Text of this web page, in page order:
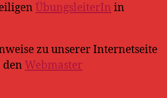
ÜbungsleiterIn in
zu unserer Internetseite
den Webmaster